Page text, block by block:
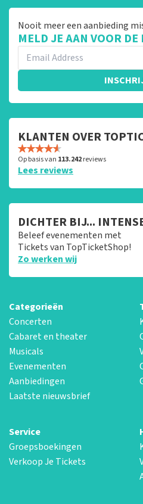
Nooit meer een aanbieding
MELD JE AAN VOOR
KLANTEN OVER
Op basis van 113.242reviews
Lees reviews
DICHTER BIJ...
Beleef evenementen met
Tickets van TopTicketShop!
Zo werken wij
Categorieën
Concerten
Cabaret en theater
Musicals
Evenementen
Aanbiedingen
Laatste nieuwsbrief
Service
Groepsboekingen
Verkoop Je Tickets